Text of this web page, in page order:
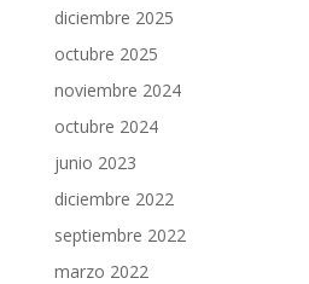
diciembre 2025
octubre 2025
noviembre 2024
octubre 2024
junio 2023
diciembre 2022
septiembre 2022
marzo 2022